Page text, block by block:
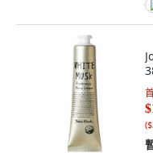
(